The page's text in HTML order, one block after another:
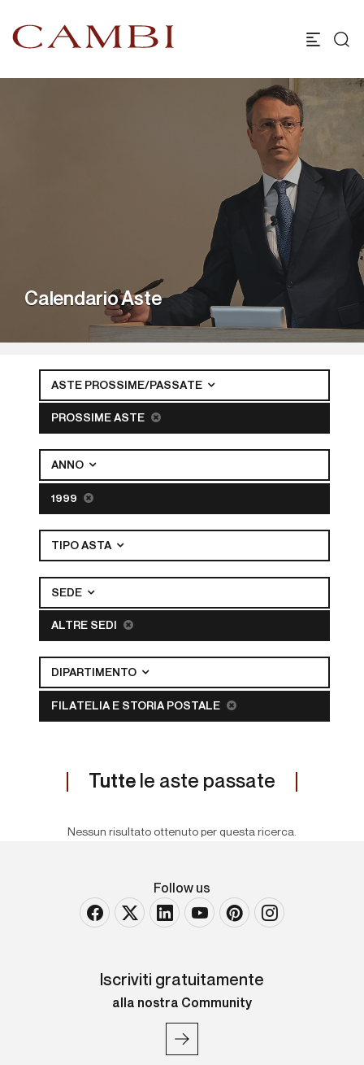
Calendario Aste
ASTE PROSSIME/PASSATE
PROSSIME ASTE
ANNO
1999
TIPO ASTA
SEDE
ALTRE SEDI
DIPARTIMENTO
FILATELIA E STORIA POSTALE
Tutte le aste passate
Nessun risultato ottenuto per questa ricerca.
Follow us
Iscriviti gratuitamente
alla nostra Community